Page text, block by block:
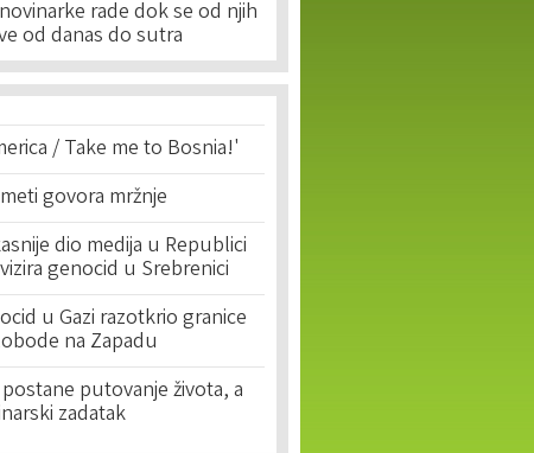
rade dok se od njih
od danas do sutra
/ Take me to Bosnia!'
govora mržnje
dio medija u Republici
genocid u Srebrenici
u Gazi razotkrio granice
na Zapadu
putovanje života, a
zadatak